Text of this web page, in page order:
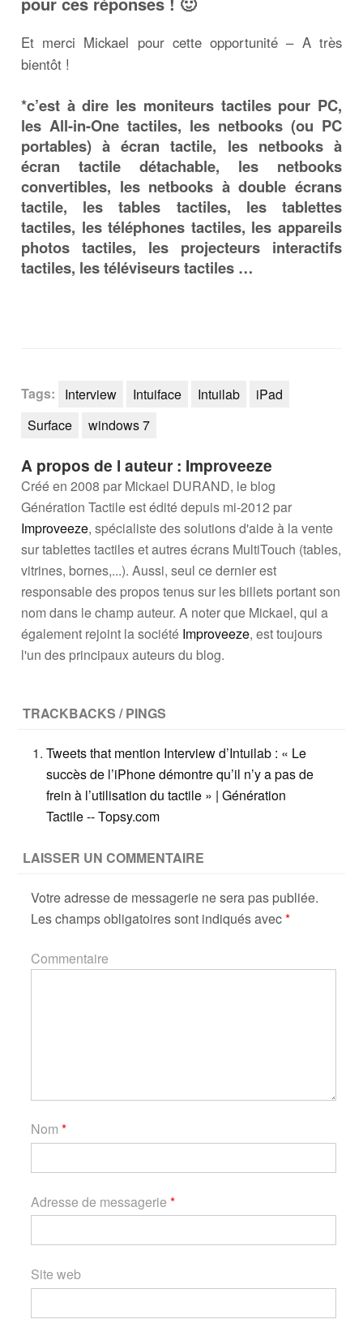
Et merci Mickael pour cette opportunité – A très
bientôt !
*c’est à dire les moniteurs tactiles pour PC,
les All-in-One tactiles, les netbooks (ou PC
portables) à écran tactile, les netbooks à
écran tactile détachable, les netbooks
convertibles, les netbooks à double écrans
tactile, les tables tactiles, les tablettes
tactiles, les téléphones tactiles, les appareils
photos tactiles, les projecteurs interactifs
tactiles, les téléviseurs tactiles …
Tags: Interview Intuiface Intuilab
iPad
Surface
windows 7
A propos de l auteur : Improveeze
Créé en 2008 par Mickael DURAND, le blog
Génération Tactile est édité depuis mi-2012 par
Improveeze, spécialiste des solutions d'aide à la vente
sur tablettes tactiles et autres écrans MultiTouch (tables,
vitrines, bornes,...). Aussi, seul ce dernier est
responsable des propos tenus sur les billets portant son
nom dans le champ auteur. A noter que Mickael, qui a
également rejoint la société Improveeze, est toujours
l'un des principaux auteurs du blog.
TRACKBACKS / PINGS
Tweets that mention Interview d’Intuilab : « Le
succès de l’iPhone démontre qu’il n’y a pas de
frein à l’utilisation du tactile » | Génération
Tactile -- Topsy.com
LAISSER UN COMMENTAIRE
Votre adresse de messagerie ne sera pas publiée.
Les champs obligatoires sont indiqués avec*
Commentaire
Nom *
Adresse de messagerie *
Site web